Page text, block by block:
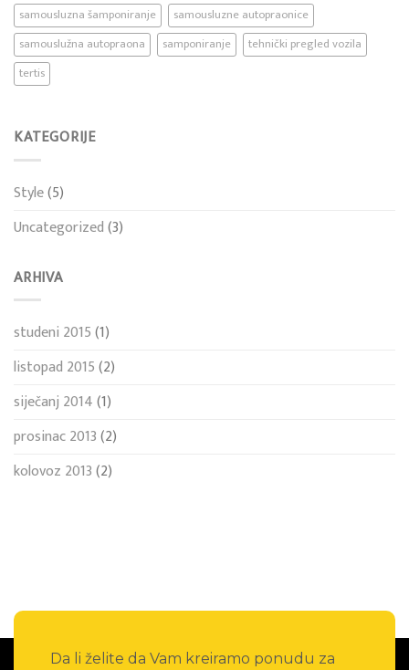
samousluzna šamponiranje
samousluzne autopraonice
samouslužna autopraona
samponiranje
tehnički pregled vozila
tertis
KATEGORIJE
Style(5)
Uncategorized(3)
ARHIVA
studeni 2015(1)
listopad 2015(2)
siječanj 2014(1)
prosinac 2013(2)
kolovoz 2013(2)
Da li želite da Vam kreiramo ponudu za